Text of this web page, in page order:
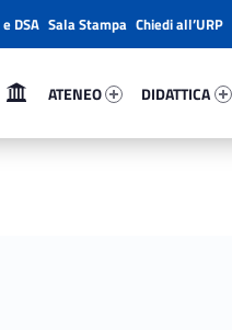
Primary Menu
ATENEO
DIDATTICA
DSA Sala Stampa Chiedi all’URP